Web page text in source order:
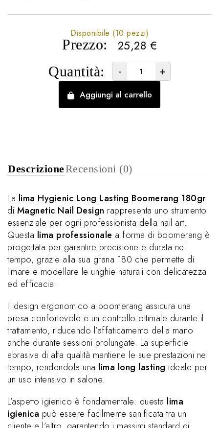
Prezzo: 25,28 €
Disponibile (10 pezzi)
Quantità: - +
Aggiungi al carrello
DescrizioneRecensioni (0)
La lima Hygienic Long Lasting Boomerang 180gr
di Magnetic Nail Design rappresenta uno strumento
essenziale per ogni professionista della nail art.
Questa lima professionale a forma di boomerang è
progettata per garantire precisione e durata nel
tempo, grazie alla sua grana 180 che permette di
limare e modellare le unghie naturali con delicatezza
ed efficacia.
Il design ergonomico a boomerang assicura una
presa confortevole e un controllo ottimale durante il
trattamento, riducendo l’affaticamento della mano
anche durante sessioni prolungate. La superficie
abrasiva di alta qualità mantiene le sue prestazioni nel
tempo, rendendola una lima long lasting ideale per
un uso intensivo in salone.
L’aspetto igienico è fondamentale: questa lima
igienica può essere facilmente sanificata tra un